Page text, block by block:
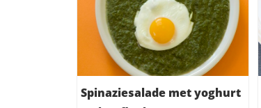
Spinaziesalade met yoghurt